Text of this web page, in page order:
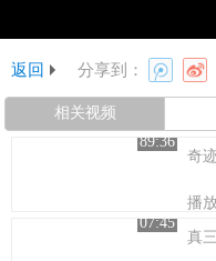
返回 分享到：
相关视频
89:36
奇
播
07:45